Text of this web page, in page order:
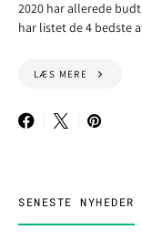
2020 har allerede
har listet de 4 bedste
LÆS MERE
SENESTE NYHEDER